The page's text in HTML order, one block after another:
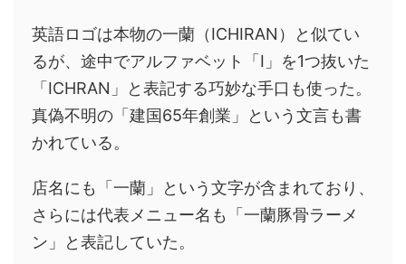
英語ロゴは本物の一蘭（ICHIRAN）と似てい
るが、途中でアルファベット「I」を1つ抜いた
「ICHRAN」と表記する巧妙な手口も使った。
真偽不明の「建国65年創業」という文言も書
かれている。
店名にも「一蘭」という文字が含まれており、
さらには代表メニュー名も「一蘭豚骨ラーメ
ン」と表記していた。